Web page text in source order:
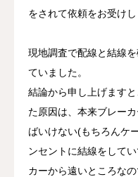
をされて依頼をお受けし
現地調査で配線と結線
ていました。
結論から申し上げます
た原因は、本来ブレー
ばいけない(もちろんケ
ンセントに結線をして
カーから遠いところな